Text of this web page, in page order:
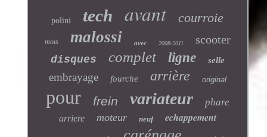
polini tech avant courroie
mois malossi avec 2008-2011 scooter
disques complet ligne selle
embrayage fourche arrière original
pour frein variateur phare
arriere moteur neuf echappement